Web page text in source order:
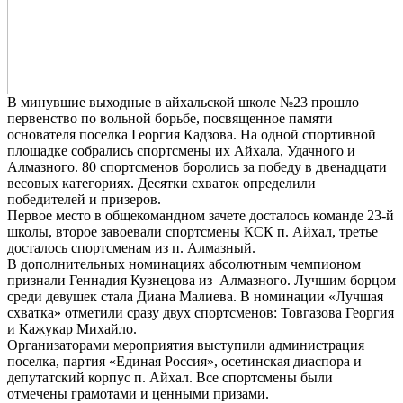
В минувшие выходные в айхальской школе №23 прошло
первенство по вольной борьбе, посвященное памяти
основателя поселка Георгия Кадзова. На одной спортивной
площадке собрались спортсмены их Айхала, Удачного и
Алмазного. 80 спортсменов боролись за победу в двенадцати
весовых категориях. Десятки схваток определили
победителей и призеров.
Первое место в общекомандном зачете досталось команде 23-й
школы, второе завоевали спортсмены КСК п. Айхал, третье
досталось спортсменам из п. Алмазный.
В дополнительных номинациях абсолютным чемпионом
признали Геннадия Кузнецова из Алмазного. Лучшим борцом
среди девушек стала Диана Малиева. В номинации «Лучшая
схватка» отметили сразу двух спортсменов: Товгазова Георгия
и Кажукар Михайло.
Организаторами мероприятия выступили администрация
поселка, партия «Единая Россия», осетинская диаспора и
депутатский корпус п. Айхал. Все спортсмены были
отмечены грамотами и ценными призами.